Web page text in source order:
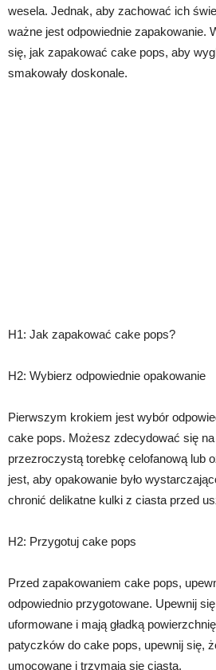
wesela. Jednak, aby zachować ich
ważne jest odpowiednie zapakowanie.
się, jak zapakować cake pops, aby
smakowały doskonale.
H1: Jak zapakować cake pops?
H2: Wybierz odpowiednie opakowanie
Pierwszym krokiem jest wybór
cake pops. Możesz zdecydować się na
przezroczystą torebkę celofanową lub
jest, aby opakowanie było
chronić delikatne kulki z ciasta przed
H2: Przygotuj cake pops
Przed zapakowaniem cake pops,
odpowiednio przygotowane. Upewnij
uformowane i mają gładką
patyczków do cake pops, upewnij się,
umocowane i trzymają się ciasta.